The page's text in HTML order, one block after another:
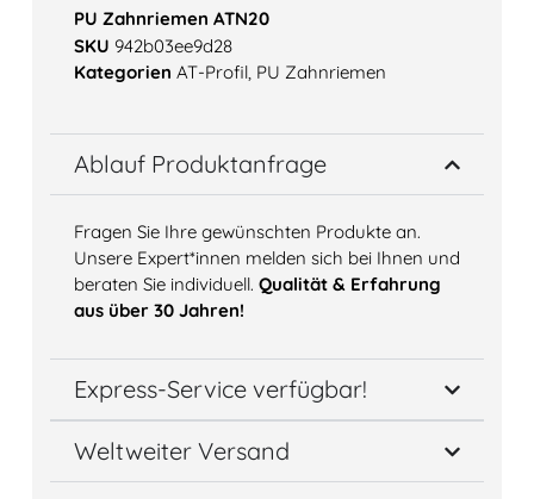
PU Zahnriemen ATN20
SKU 942b03ee9d28
Kategorien AT-Profil, PU Zahnriemen
Ablauf Produktanfrage
Fragen Sie Ihre gewünschten Produkte an.
Unsere Expert*innen melden sich bei Ihnen und
beraten Sie individuell. Qualität & Erfahrung
aus über 30 Jahren!
Express-Service verfügbar!
Weltweiter Versand